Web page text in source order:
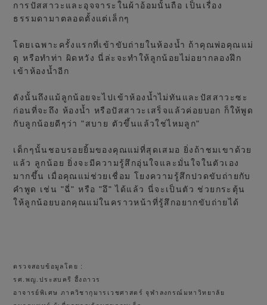
การปัสสาวะและอุจจาระในผ้าอ้อมนั้นถือ เป็นเรื่อง
ธรรมดามาตลอดตั้งแต่เล็กๆ
โดยเฉพาะครั้งแรกที่เข้าขับถ่ายในห้องน้ำ ถ้าคุณพ่อคุณแม่
ดุ หรือทำท่า ผิดหวัง นี่ล่ะจะทำให้ลูกน้อยไม่อยากลองฝึก
เข้าห้องน้ำอีก
ดังนั้นถึงแม้ลูกน้อยจะไปเข้าห้องน้ำไม่ทันและปัสสาวะซะ
ก่อนที่จะถึง ห้องน้ำ หรือปัสสาวะเสร็จแล้วค่อยบอก ก็ให้พูด
กับลูกน้อยดีๆว่า "สบาย ตัวขึ้นแล้วใช่ไหมลูก"
เด็กๆนั้นชอบรอยยิ้มของคุณแม่ที่สุดเสมอ ยิ่งถ้าชมเขาด้วย
แล้ว ลูกน้อย ยิ่งจะมีความรู้สึกอุ่นใจและมั่นใจในตัวเอง
มากขึ้น เมื่อคุณแม่ช่วยเชื่อม โยงความรู้สึกปวดขับถ่ายกับ
คำพูด เช่น "ฉี่" หรือ "อึ" ได้แล้ว นี่จะเป็นตัว ช่วยกระตุ้น
ให้ลูกน้อยบอกคุณแม่ในคราวหน้าที่รู้สึกอยากขับถ่ายได้
ตรวจสอบข้อมูลโดย :
รศ.พญ.ประสบครี อึ้งถาวร
อาจารย์พิเศษ ภาควิชากุมารเวชศาสตร์ จุฬาลงกรณ์มหาวิทยาลัย